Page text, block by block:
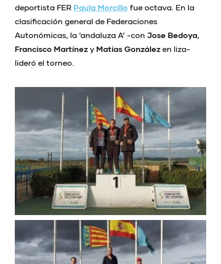
deportista FER Paula Morcillo fue octava. En la
clasificación general de Federaciones
Autonómicas, la ‘andaluza A’ -con Jose Bedoya,
Francisco Martínez y Matías González en liza-
lideró el torneo.